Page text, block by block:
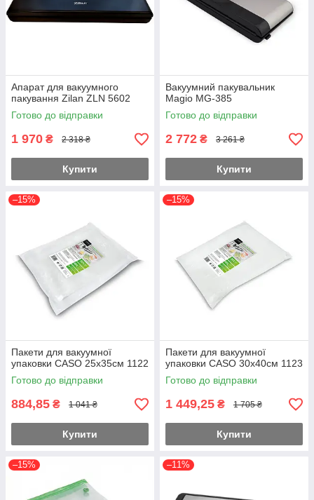
Апарат для вакуумного
пакування Zilan ZLN 5602
Готово до відправки
1 970 ₴ 2 318 ₴
Купити
Вакуумний пакувальник
Magio MG-385
Готово до відправки
2 772 ₴ 3 261 ₴
Купити
–15%
Пакети для вакуумної
упаковки CASO 25х35см 1122
Готово до відправки
884,85 ₴ 1 041 ₴
Купити
–15%
Пакети для вакуумної
упаковки CASO 30х40см 1123
Готово до відправки
1 449,25 ₴ 1 705 ₴
Купити
–15% –11%